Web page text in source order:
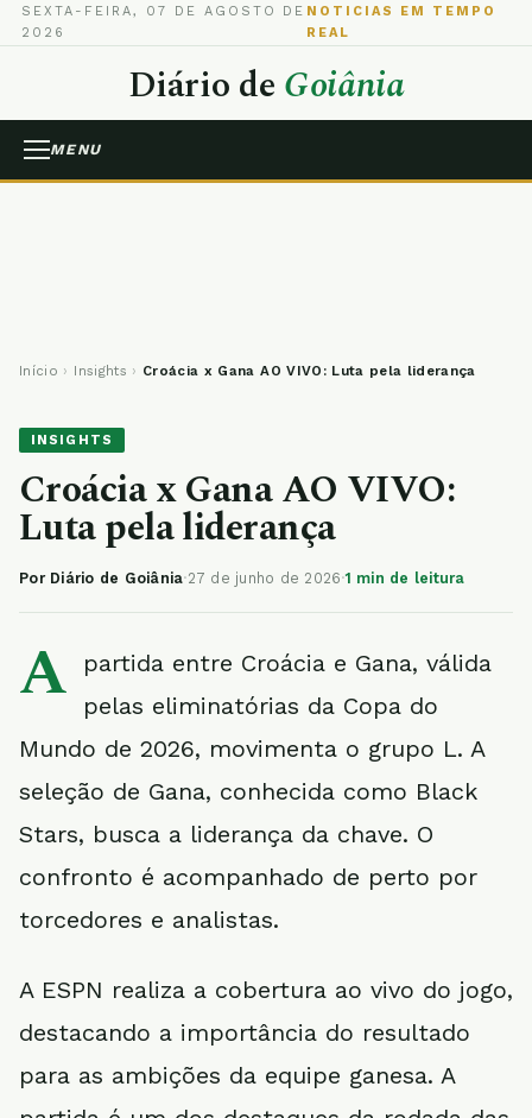
SEXTA-FEIRA, 07 DE AGOSTO DE
2026
NOTICIAS EM TEMPO
REAL
Diário deGoiânia
MENU
Início › Insights › Croácia x Gana AO VIVO: Luta pela liderança
INSIGHTS
Croácia x Gana AO VIVO:
Luta pela liderança
Por Diário de Goiânia·27 de junho de 2026·1 min de leitura
A
partida entre Croácia e Gana, válida
pelas eliminatórias da Copa do
Mundo de 2026, movimenta o grupo L. A
seleção de Gana, conhecida como Black
Stars, busca a liderança da chave. O
confronto é acompanhado de perto por
torcedores e analistas.
A ESPN realiza a cobertura ao vivo do jogo,
destacando a importância do resultado
para as ambições da equipe ganesa. A